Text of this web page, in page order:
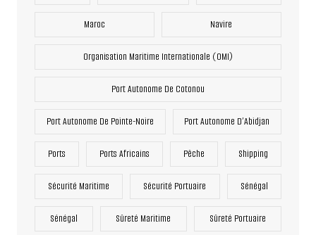
Maroc Navire
Organisation Maritime Internationale (OMI)
Port Autonome De Cotonou
Port Autonome De Pointe-Noire Port Autonome D’Abidjan
Ports Ports Africains Pêche Shipping
Sécurité Maritime Sécurité Portuaire Sénégal
Sénégal Sûreté Maritime Sûreté Portuaire